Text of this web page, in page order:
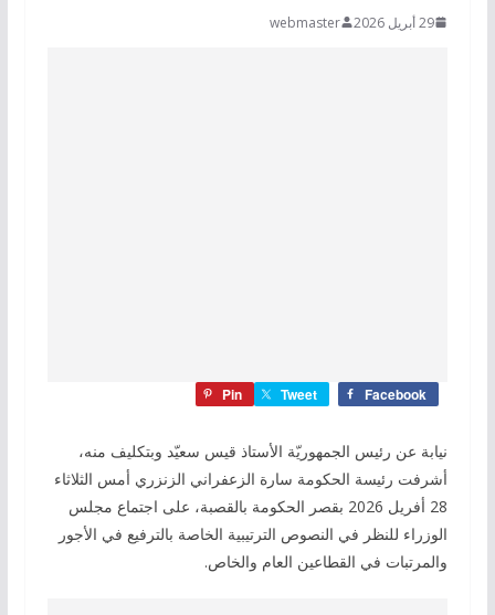
29 أبريل 2026 webmaster
Facebook
Tweet
Pin
نيابة عن رئيس الجمهوريّة الأستاذ قيس سعيّد وبتكليف منه،
أشرفت رئيسة الحكومة سارة الزعفراني الزنزري أمس الثلاثاء
28 أفريل 2026 بقصر الحكومة بالقصبة، على اجتماع مجلس
الوزراء للنظر في النصوص الترتيبية الخاصة بالترفيع في الأجور
والمرتبات في القطاعين العام والخاص.